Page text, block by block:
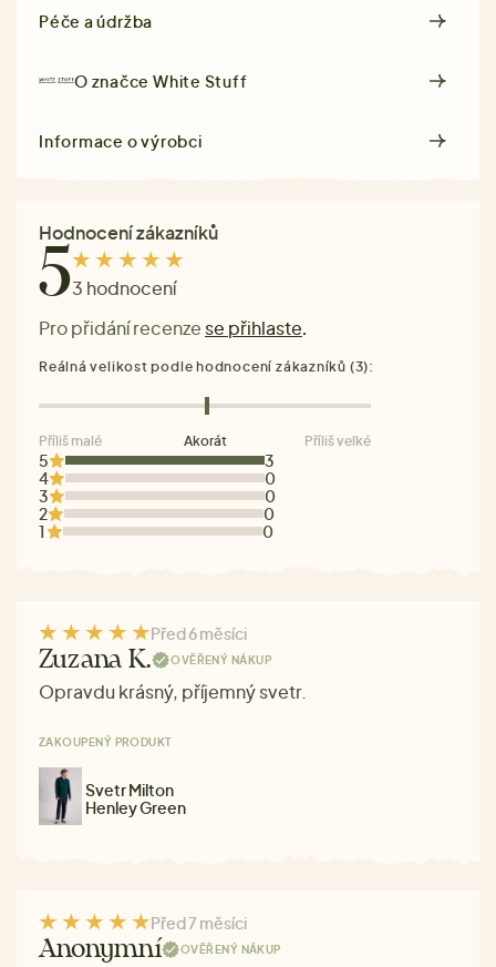
Péče a údržba
O značceWhite Stuff
Informace o výrobci
Hodnocení zákazníků
53 hodnocení
Pro přidání recenze se přihlaste.
5
3
4
0
3
0
2
0
1
0
Reálná velikost podle hodnocení zákazníků (3):
Příliš malé Akorát Příliš velké
Před 6 měsíci
Zuzana K. OVĚŘENÝ NÁKUP
Opravdu krásný, příjemný svetr.
ZAKOUPENÝ PRODUKT
Svetr Milton
Henley Green
Před 7 měsíci
Anonymní OVĚŘENÝ NÁKUP